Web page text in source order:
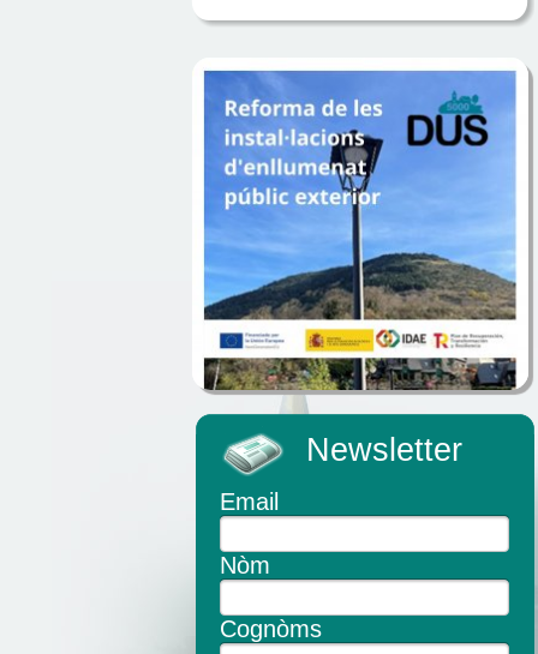
Newsletter
Email
Nòm
Cognòms